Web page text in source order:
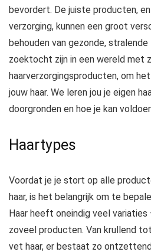
bevordert. De juiste producten,
verzorging, kunnen een groot
behouden van gezonde,
zoektocht zijn in een wereld met
haarverzorgingsproducten, om
jouw haar. We leren jou je eigen
doorgronden en hoe je kan
Haartypes
Voordat je je stort op alle
haar, is het belangrijk om te
Haar heeft oneindig veel
zoveel producten. Van krullend
vet haar, er bestaat zo